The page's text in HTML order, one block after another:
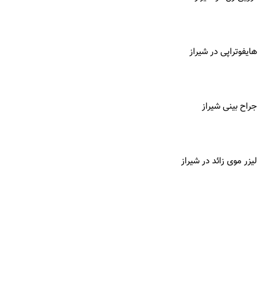
هایفوتراپی در شیراز
جراح بینی شیراز
لیزر موی زائد در شیراز